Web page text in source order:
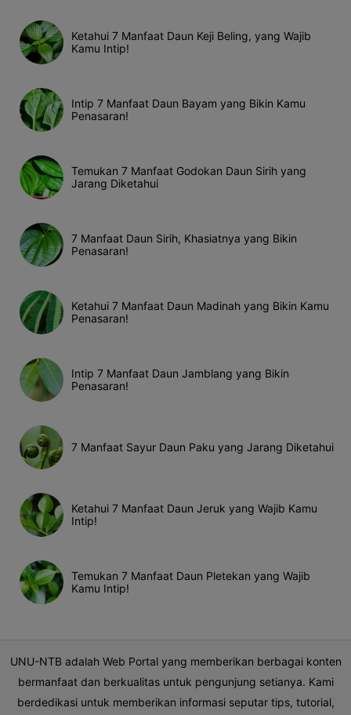
Ketahui 7 Manfaat Daun Keji Beling, yang Wajib
Kamu Intip!
Intip 7 Manfaat Daun Bayam yang Bikin Kamu
Penasaran!
Temukan 7 Manfaat Godokan Daun Sirih yang
Jarang Diketahui
7 Manfaat Daun Sirih, Khasiatnya yang Bikin
Penasaran!
Ketahui 7 Manfaat Daun Madinah yang Bikin Kamu
Penasaran!
Intip 7 Manfaat Daun Jamblang yang Bikin
Penasaran!
7 Manfaat Sayur Daun Paku yang Jarang Diketahui
Ketahui 7 Manfaat Daun Jeruk yang Wajib Kamu
Intip!
Temukan 7 Manfaat Daun Pletekan yang Wajib
Kamu Intip!
UNU-NTB adalah Web Portal yang memberikan berbagai konten
bermanfaat dan berkualitas untuk pengunjung setianya. Kami
berdedikasi untuk memberikan informasi seputar tips, tutorial,